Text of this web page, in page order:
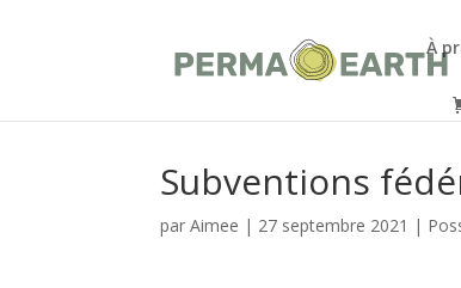
À
Subventions
parAimee | 27 septembre 2021 |